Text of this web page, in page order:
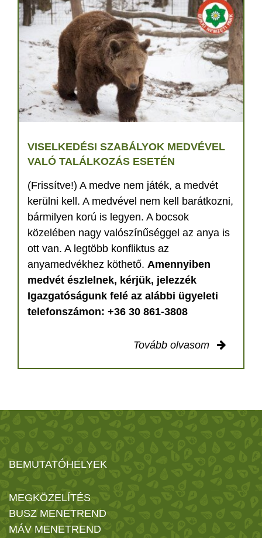
VISELKEDÉSI SZABÁLYOK MEDVÉVEL
VALÓ TALÁLKOZÁS ESETÉN
(Frissítve!) A medve nem játék, a medvét
kerülni kell. A medvével nem kell barátkozni,
bármilyen korú is legyen. A bocsok
közelében nagy valószínűséggel az anya is
ott van. A legtöbb konfliktus az
anyamedvékhez köthető. Amennyiben
medvét észlelnek, kérjük, jelezzék
Igazgatóságunk felé az alábbi ügyeleti
telefonszámon: +36 30 861-3808
Tovább olvasom
BEMUTATÓHELYEK
MEGKÖZELÍTÉS
BUSZ MENETREND
MÁV MENETREND